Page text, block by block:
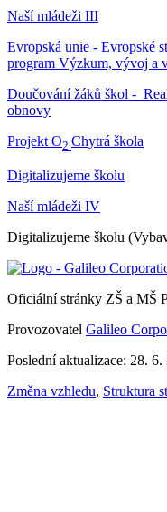
Naší mládeži III
Evropská unie - Evropské
program Výzkum, vývoj a
Doučování žáků škol -
obnovy
Projekt O2 Chytrá škola
Digitalizujeme školu
Naší mládeži IV
Digitalizujeme školu
Oficiální stránky ZŠ a MŠ
Provozovatel Galileo
Poslední aktualizace: 28. 6.
Změna vzhledu, Struktura